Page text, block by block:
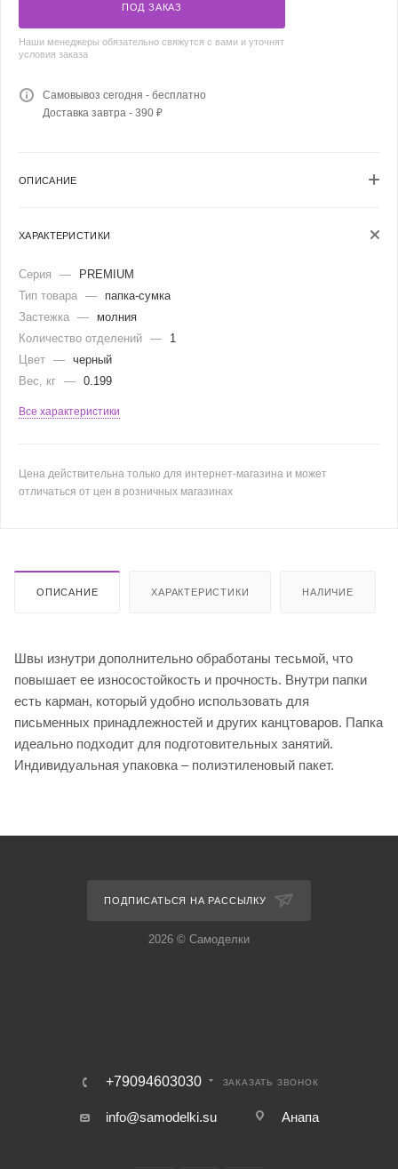
ПОД ЗАКАЗ
Наши менеджеры обязательно свяжутся с вами и уточнят
условия заказа
Самовывоз сегодня - бесплатно
Доставка завтра - 390 ₽
ОПИСАНИЕ
ХАРАКТЕРИСТИКИ
Серия —
PREMIUM
Тип товара —
папка-сумка
Застежка —
молния
Количество отделений —
1
Цвет — черный
Вес, кг — 0.199
Все характеристики
Цена действительна только для интернет-магазина и может
отличаться от цен в розничных магазинах
ОПИСАНИЕ ХАРАКТЕРИСТИКИ НАЛИЧИЕ
Швы изнутри дополнительно обработаны тесьмой, что
повышает ее износостойкость и прочность. Внутри папки
есть карман, который удобно использовать для
письменных принадлежностей и других канцтоваров. Папка
идеально подходит для подготовительных занятий.
Индивидуальная упаковка – полиэтиленовый пакет.
ПОДПИСАТЬСЯ НА РАССЫЛКУ
2026 © Самоделки
+79094603030 ЗАКАЗАТЬ ЗВОНОК
info@samodelki.su Анапа